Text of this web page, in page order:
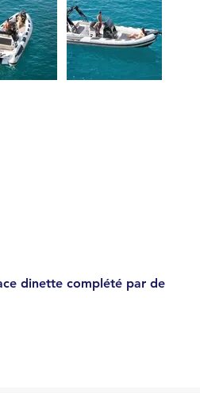
dinette complété par de